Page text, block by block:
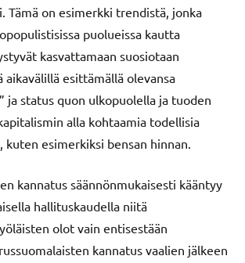
Tämä on esimerkki trendistä, jonka
puolueissa kautta
kasvattamaan suosiotaan
aikavälillä esittämällä olevansa
ja status quon ulkopuolella ja tuoden
alla kohtaamia todellisia
kuten esimerkiksi bensan hinnan.
kannatus säännönmukaisesti kääntyy
hallituskaudella niitä
olot vain entisestään
kannatus vaalien jälkeen